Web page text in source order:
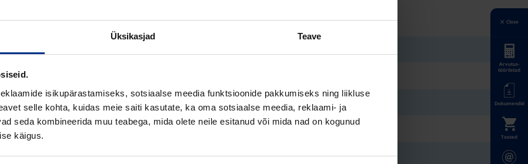
Üksikasjad Teave
isikupärastamiseks, sotsiaalse meedia funktsioonide pakkumiseks ning liikluse
selle kohta, kuidas meie saiti kasutate, ka oma sotsiaalse meedia, reklaami- ja
seda kombineerida muu teabega, mida olete neile esitanud või mida nad on kogunud
käigus.
mm
17
Close
Arvutus-
tööriistad
Dokumendid
Tooted